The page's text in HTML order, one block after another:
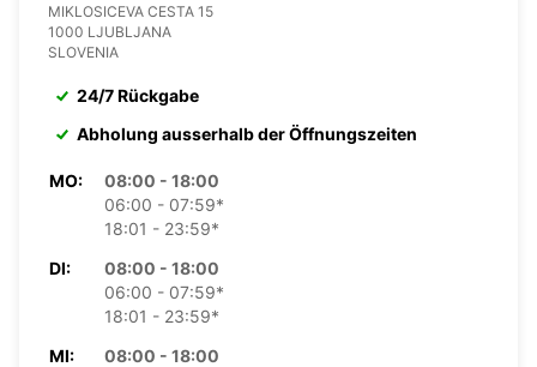
MIKLOSICEVA CESTA 15
1000 LJUBLJANA
SLOVENIA
24/7 Rückgabe
Abholung ausserhalb der Öffnungszeiten
MO:
08:00 - 18:00
06:00 - 07:59*
18:01 - 23:59*
DI:
08:00 - 18:00
06:00 - 07:59*
18:01 - 23:59*
MI:
08:00 - 18:00